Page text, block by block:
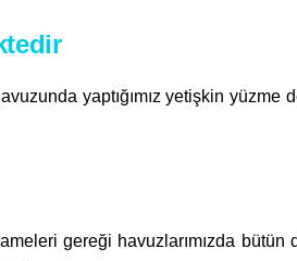
yaptığımız yetişkin yüzme
gereği havuzlarımızda bütün